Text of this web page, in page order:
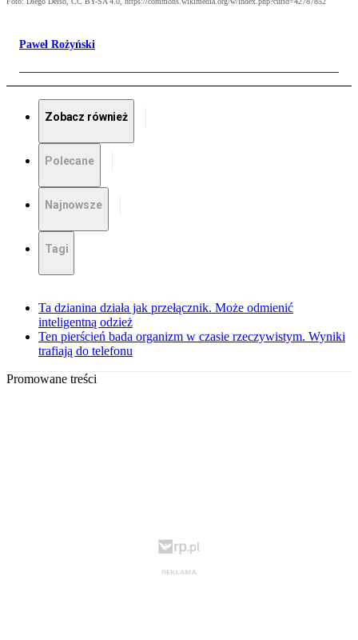
Paweł Rożyński
Zobacz również
Polecane
Najnowsze
Tagi
Ta dzianina działa jak przełącznik. Może odmienić
inteligentną odzież
Ten pierścień bada organizm w czasie rzeczywistym. Wyniki
trafiają do telefonu
Promowane treści